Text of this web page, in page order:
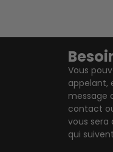
Vous
appelant,
message
contact
vous sera
qui